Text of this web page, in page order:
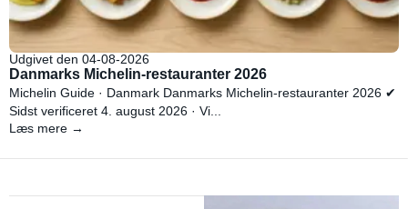
Udgivet den 04-08-2026
Danmarks Michelin-restauranter 2026
Michelin Guide · Danmark Danmarks Michelin-restauranter 2026 ✔
Sidst verificeret 4. august 2026 · Vi...
Læs mere →